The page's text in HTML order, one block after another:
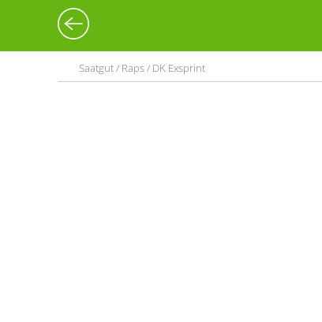
Saatgut / Raps / DK Exsprint